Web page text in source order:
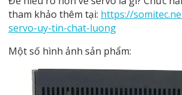
tham khảo thêm tại: https://
servo-uy-tin-chat-luong
Một số hình ảnh sản phẩm: